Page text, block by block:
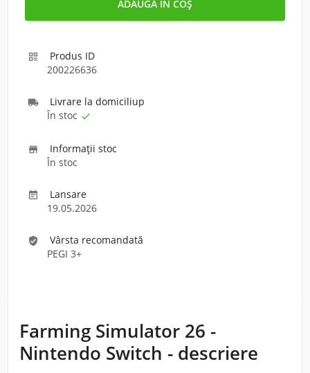

Produs ID
200226636
 Livrare la domiciliup
În stoc 

Informaţii stoc
În stoc

Lansare
19.05.2026
verified_user
Vârsta recomandată
PEGI 3+
Farming Simulator 26 -
Nintendo Switch - descriere